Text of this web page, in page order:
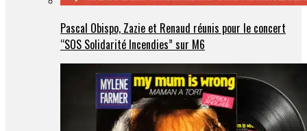
Pascal Obispo, Zazie et Renaud réunis pour le concert
“SOS Solidarité Incendies” sur M6